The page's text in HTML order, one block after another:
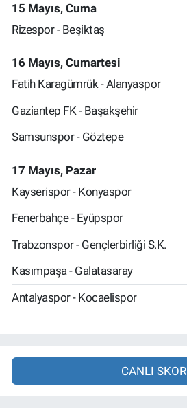
15 Mayıs, Cuma
Rizespor - Beşiktaş
16 Mayıs, Cumartesi
Fatih Karagümrük - Alanyaspor
Gaziantep FK - Başakşehir
Samsunspor - Göztepe
17 Mayıs, Pazar
Kayserispor - Konyaspor
Fenerbahçe - Eyüpspor
Trabzonspor - Gençlerbirliği S.K.
Kasımpaşa - Galatasaray
Antalyaspor - Kocaelispor
CANLI SKOR